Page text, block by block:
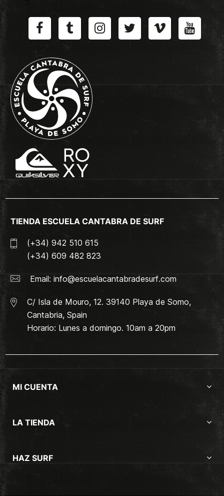
TIENDA ESCUELA CANTABRA DE SURF
(+34) 942 510 615
(+34) 609 482 823
Email: info@escuelacantabradesurf.com
C/ Isla de Mouro, 12. 39140 Playa de Somo,
Cantabria, Spain
Horario: Lunes a domingo. 10am a 20pm
MI CUENTA
LA TIENDA
HAZ SURF